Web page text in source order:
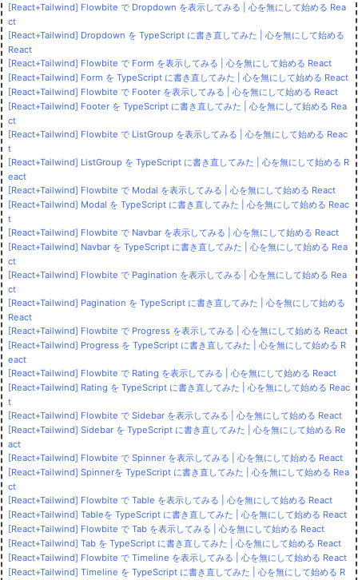
[React+Tailwind] Flowbite で Dropdown を表示してみる | 心を無にして始める Rea
ct
[React+Tailwind] Dropdown を TypeScript に書き直してみた | 心を無にして始める
React
[React+Tailwind] Flowbite で Form を表示してみる | 心を無にして始める React
[React+Tailwind] Form を TypeScript に書き直してみた | 心を無にして始める React
[React+Tailwind] Flowbite で Footer を表示してみる | 心を無にして始める React
[React+Tailwind] Footer を TypeScript に書き直してみた | 心を無にして始める Rea
ct
[React+Tailwind] Flowbite で ListGroup を表示してみる | 心を無にして始める Reac
t
[React+Tailwind] ListGroup を TypeScript に書き直してみた | 心を無にして始める R
eact
[React+Tailwind] Flowbite で Modal を表示してみる | 心を無にして始める React
[React+Tailwind] Modal を TypeScript に書き直してみた | 心を無にして始める Reac
t
[React+Tailwind] Flowbite で Navbar を表示してみる | 心を無にして始める React
[React+Tailwind] Navbar を TypeScript に書き直してみた | 心を無にして始める Rea
ct
[React+Tailwind] Flowbite で Pagination を表示してみる | 心を無にして始める Rea
ct
[React+Tailwind] Pagination を TypeScript に書き直してみた | 心を無にして始める
React
[React+Tailwind] Flowbite で Progress を表示してみる | 心を無にして始める React
[React+Tailwind] Progress を TypeScript に書き直してみた | 心を無にして始める R
eact
[React+Tailwind] Flowbite で Rating を表示してみる | 心を無にして始める React
[React+Tailwind] Rating を TypeScript に書き直してみた | 心を無にして始める Reac
t
[React+Tailwind] Flowbite で Sidebar を表示してみる | 心を無にして始める React
[React+Tailwind] Sidebar を TypeScript に書き直してみた | 心を無にして始める Re
act
[React+Tailwind] Flowbite で Spinner を表示してみる | 心を無にして始める React
[React+Tailwind] Spinnerを TypeScript に書き直してみた | 心を無にして始める Rea
ct
[React+Tailwind] Flowbite で Table を表示してみる | 心を無にして始める React
[React+Tailwind] Tableを TypeScript に書き直してみた | 心を無にして始める React
[React+Tailwind] Flowbite で Tab を表示してみる | 心を無にして始める React
[React+Tailwind] Tab を TypeScript に書き直してみた | 心を無にして始める React
[React+Tailwind] Flowbite で Timeline を表示してみる | 心を無にして始める React
[React+Tailwind] Timeline を TypeScript に書き直してみた | 心を無にして始める R